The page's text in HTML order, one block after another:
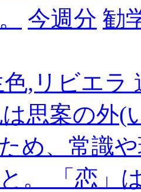
今週分 勧
色,リビエ
思案の外(
め、常識
。 「恋」